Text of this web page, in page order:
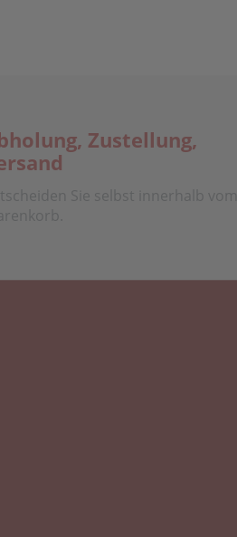
Zustellung,
Sie selbst innerhalb vom